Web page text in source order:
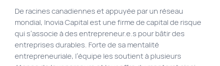
Plan du site
Site Web municipal
Vie Privée
De racines canadiennes et appuyée par un réseau
mondial, Inovia Capital est une firme de capital de risque
qui s’associe à des entrepreneur.e.s pour bâtir des
entreprises durables. Forte de sa mentalité
entrepreneuriale, l’équipe les soutient à plusieurs